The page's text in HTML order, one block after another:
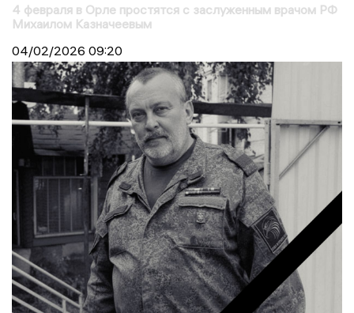
4 февраля в Орле простятся с заслуженным врачом РФ
Михаилом Казначеевым
04/02/2026 09:20